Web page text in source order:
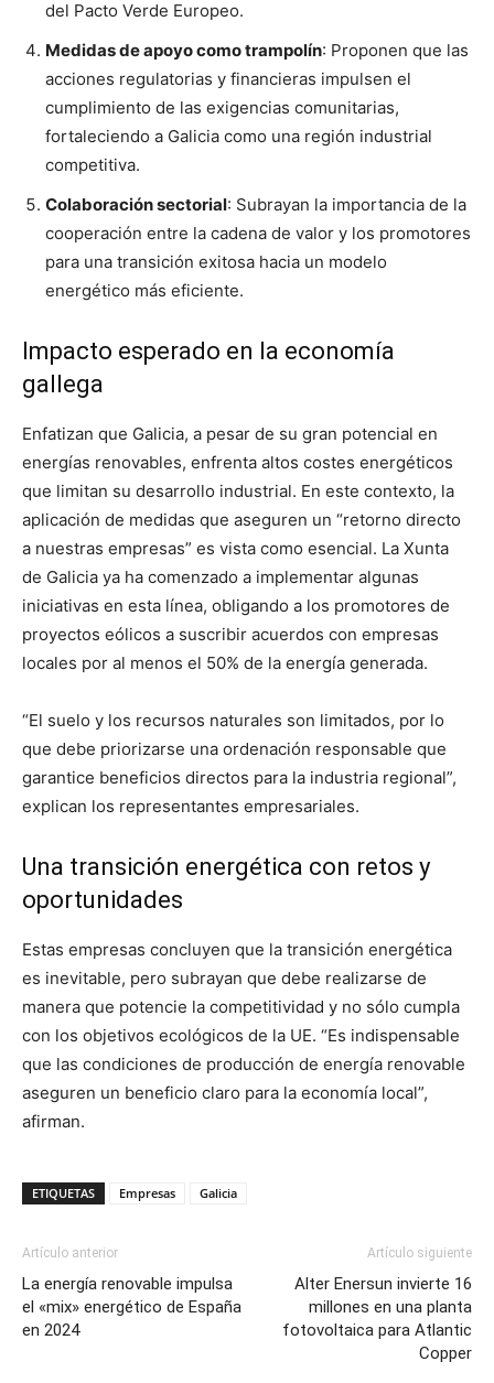
del Pacto Verde Europeo.
Medidas de apoyo como trampolín: Proponen que las
acciones regulatorias y financieras impulsen el
cumplimiento de las exigencias comunitarias,
fortaleciendo a Galicia como una región industrial
competitiva.
Colaboración sectorial: Subrayan la importancia de la
cooperación entre la cadena de valor y los promotores
para una transición exitosa hacia un modelo
energético más eficiente.
Impacto esperado en la economía
gallega
Enfatizan que Galicia, a pesar de su gran potencial en
energías renovables, enfrenta altos costes energéticos
que limitan su desarrollo industrial. En este contexto, la
aplicación de medidas que aseguren un “retorno directo
a nuestras empresas” es vista como esencial. La Xunta
de Galicia ya ha comenzado a implementar algunas
iniciativas en esta línea, obligando a los promotores de
proyectos eólicos a suscribir acuerdos con empresas
locales por al menos el 50% de la energía generada.
“El suelo y los recursos naturales son limitados, por lo
que debe priorizarse una ordenación responsable que
garantice beneficios directos para la industria regional”,
explican los representantes empresariales.
Una transición energética con retos y
oportunidades
Estas empresas concluyen que la transición energética
es inevitable, pero subrayan que debe realizarse de
manera que potencie la competitividad y no sólo cumpla
con los objetivos ecológicos de la UE. “Es indispensable
que las condiciones de producción de energía renovable
aseguren un beneficio claro para la economía local”,
afirman.
ETIQUETAS Empresas Galicia
Artículo anterior
La energía renovable impulsa
el «mix» energético de España
en 2024
Artículo siguiente
Alter Enersun invierte 16
millones en una planta
fotovoltaica para Atlantic
Copper